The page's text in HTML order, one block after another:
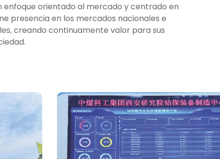
enfoque orientado al mercado y centrado en
presencia en los mercados nacionales e
creando continuamente valor para sus